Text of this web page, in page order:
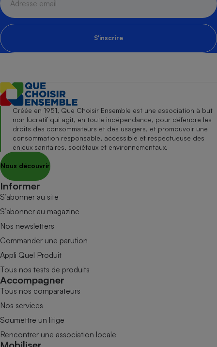
S'inscrire
Créée en 1951, Que Choisir Ensemble est une association à but
non lucratif qui agit, en toute indépendance, pour défendre les
droits des consommateurs et des usagers, et promouvoir une
consommation responsable, accessible et respectueuse des
enjeux sanitaires, sociétaux et environnementaux.
Nous découvrir
Informer
S’abonner au site
S’abonner au magazine
Nos newsletters
Commander une parution
Appli Quel Produit
Tous nos tests de produits
Accompagner
Tous nos comparateurs
Nos services
Soumettre un litige
Rencontrer une association locale